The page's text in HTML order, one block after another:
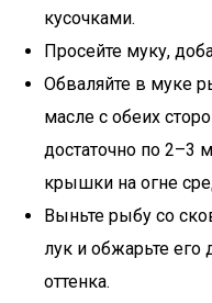
кусочками.
Просейте муку,
Обваляйте в муке
масле с обеих
достаточно по 2–3
крышки на огне
Выньте рыбу со
лук и обжарьте его
оттенка.